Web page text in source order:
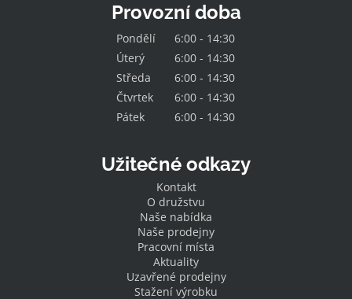
Provozní doba
Pondělí
6:00 - 14:30
Úterý
6:00 - 14:30
Středa
6:00 - 14:30
Čtvrtek
6:00 - 14:30
Pátek
6:00 - 14:30
Užitečné odkazy
Kontakt
O družstvu
Naše nabídka
Naše prodejny
Pracovní místa
Aktuality
Uzavřené prodejny
Stažení výrobku